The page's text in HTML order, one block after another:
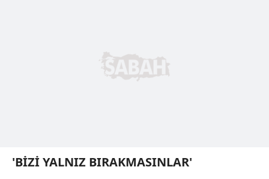
'BİZİ YALNIZ BIRAKMASINLAR'